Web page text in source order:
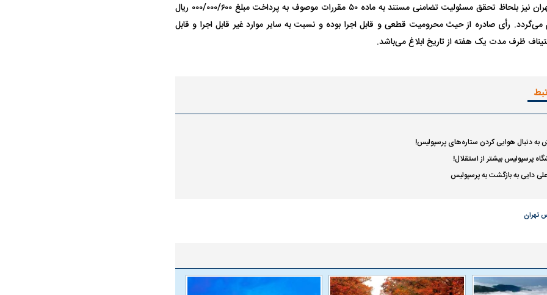
باشگاه پرسپولیس تهران نیز بلحاظ تحقق مسئولیت تضامنی مستند به ماده ۵۰ مقررات موصوف به پرداخت مبلغ ۰۰۰/۰۰۰/۶۰۰ ریال
رأی صادره از حیث محرومیت قطعی و قابل اجرا بوده و نسبت به سایر موارد غیر قابل اجرا و قابل
ظرف مدت یک هفته از تاریخ ابلاغ می‌باشد.
به دنبال هوایی کردن ستاره‌های پرسپولیس!
پرسپولیس بیشتر از استقلال!
دایی به بازگشت به پرسپولیس
تهران
که
گرفتگی
کشته شدند
توسط حیوانات خورده شد
تیم جدید